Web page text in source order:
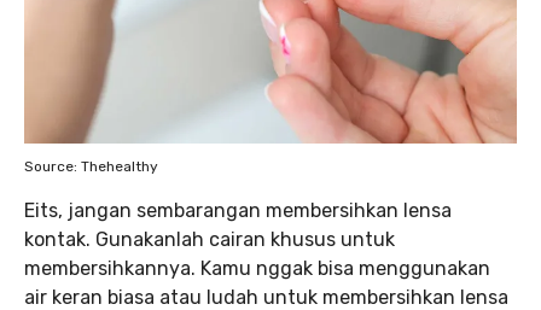
Source: Thehealthy
Eits, jangan sembarangan membersihkan lensa
kontak. Gunakanlah cairan khusus untuk
membersihkannya. Kamu nggak bisa menggunakan
air keran biasa atau ludah untuk membersihkan lensa